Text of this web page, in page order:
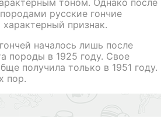
тоном. Однако после
русские гончие
характерный признак.
началось лишь после
породы в 1925 году. Свое
получила только в 1951 году.
пор.